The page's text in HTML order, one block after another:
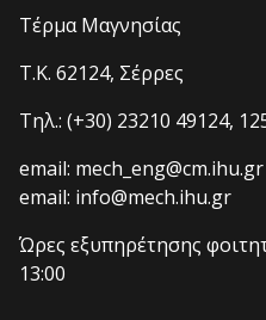
Τέρμα Μαγνησίας
T.K. 62124, Σέρρες
Τηλ.: (+30) 23210 49124,
email: mech_eng@cm.ihu.gr
email: info@mech.ihu.gr
Ώρες εξυπηρέτησης
13:00